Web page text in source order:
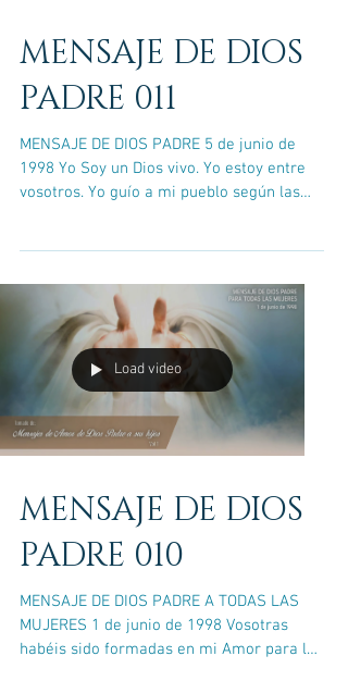
MENSAJE DE DIOS
PADRE 011
MENSAJE DE DIOS PADRE 5 de junio de
1998 Yo Soy un Dios vivo. Yo estoy entre
vosotros. Yo guío a mi pueblo según las
Load video
MENSAJE DE DIOS
PADRE 010
MENSAJE DE DIOS PADRE A TODAS LAS
MUJERES 1 de junio de 1998 Vosotras
habéis sido formadas en mi Amor para la